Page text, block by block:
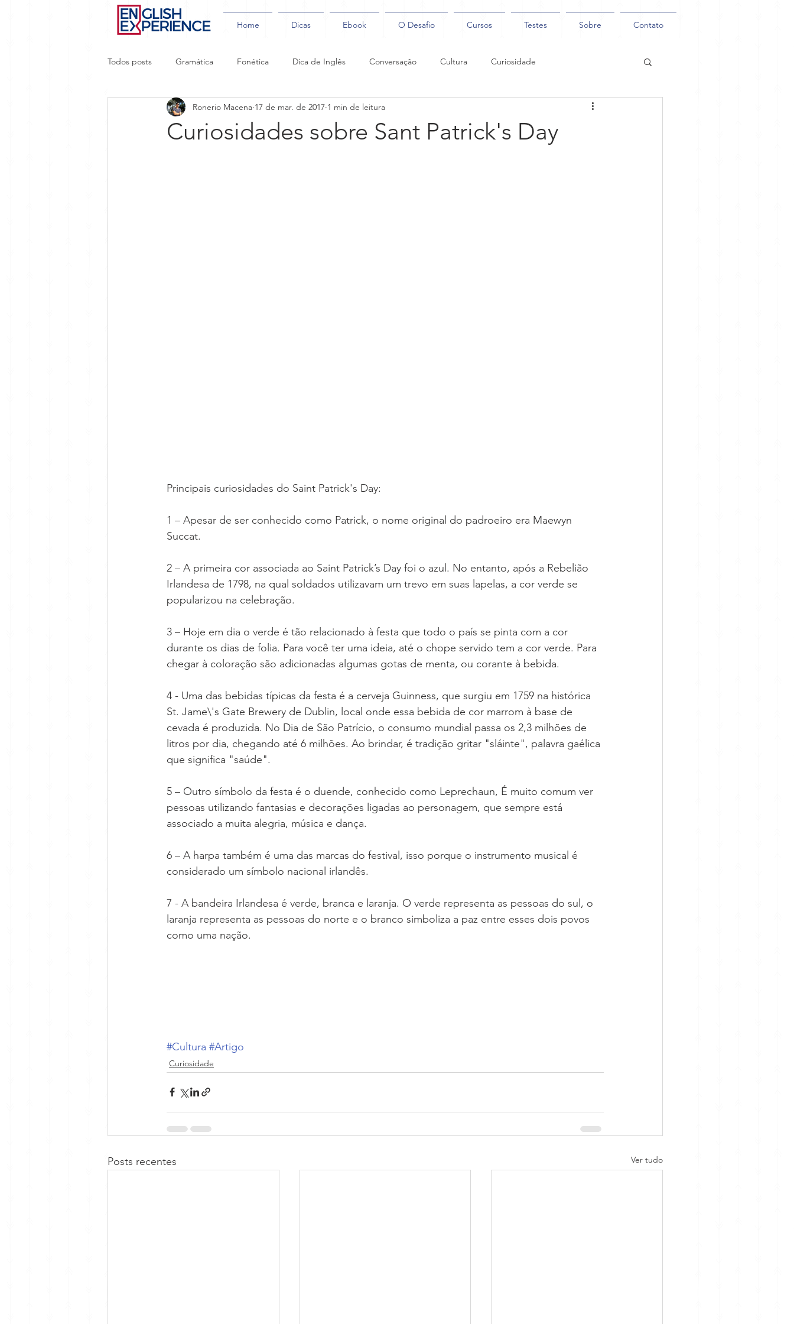
Home Dicas Ebook O Desafio Cursos Testes Sobre Contato
Todos posts Gramática Fonética Dica de Inglês Conversação Cultura Curiosidade
Aprendizado Acelerado Gírias Coaching
Curiosidades sobre Sant Patrick's Day
Ronerio Macena 17 de mar. de 2017 1 min de leitura
Principais curiosidades do Saint Patrick's Day:
1 – Apesar de ser conhecido como Patrick, o nome original do padroeiro era Maewyn
Succat.
2 – A primeira cor associada ao Saint Patrick’s Day foi o azul. No entanto, após a Rebelião
Irlandesa de 1798, na qual soldados utilizavam um trevo em suas lapelas, a cor verde se
popularizou na celebração.
3 – Hoje em dia o verde é tão relacionado à festa que todo o país se pinta com a cor
durante os dias de folia. Para você ter uma ideia, até o chope servido tem a cor verde. Para
chegar à coloração são adicionadas algumas gotas de menta, ou corante à bebida.
4 - Uma das bebidas típicas da festa é a cerveja Guinness, que surgiu em 1759 na histórica
St. Jame\'s Gate Brewery de Dublin, local onde essa bebida de cor marrom à base de
cevada é produzida. No Dia de São Patrício, o consumo mundial passa os 2,3 milhões de
litros por dia, chegando até 6 milhões. Ao brindar, é tradição gritar "sláinte", palavra gaélica
que significa "saúde".
5 – Outro símbolo da festa é o duende, conhecido como Leprechaun, É muito comum ver
pessoas utilizando fantasias e decorações ligadas ao personagem, que sempre está
associado a muita alegria, música e dança.
6 – A harpa também é uma das marcas do festival, isso porque o instrumento musical é
considerado um símbolo nacional irlandês.
7 - A bandeira Irlandesa é verde, branca e laranja. O verde representa as pessoas do sul, o
laranja representa as pessoas do norte e o branco simboliza a paz entre esses dois povos
como uma nação.
#Cultura #Artigo
Curiosidade
Posts recentes Ver tudo